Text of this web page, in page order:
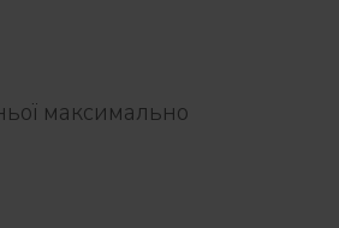
максимально